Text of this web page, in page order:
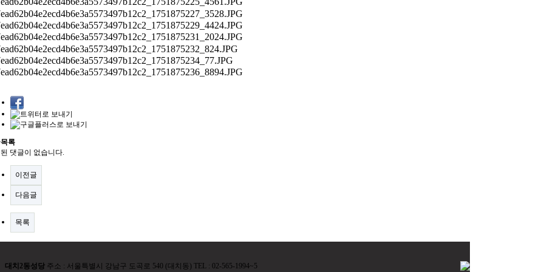
록
댓글이 없습니다.
이전글
다음글
목록
대치2동성당 주소 : 서울특별시 강남구 도곡로 540 (대치동) TEL : 02-565-1994~5